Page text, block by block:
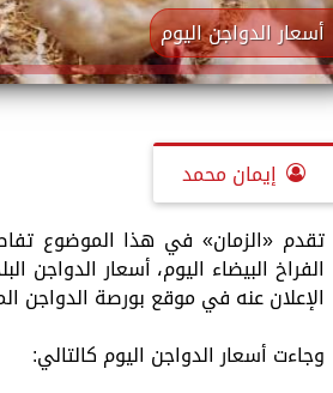
أسعار الدواجن اليوم
إيمان محمد
الفراخ البيضاء اليوم، أسعار الدواجن
الإعلان عنه في موقع بورصة الدواجن
وجاءت أسعار الدواجن اليوم كالتالي: